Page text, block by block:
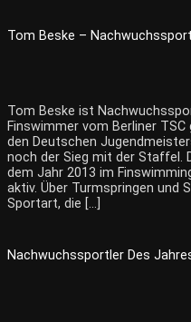
Tom Beske –
Tom Beske ist
Finswimmer vom Berliner
den Deutschen
noch der Sieg mit der Staffel.
dem Jahr 2013 im
aktiv. Über Turmspringen und
Sportart, die […]
Nachwuchssportler Des